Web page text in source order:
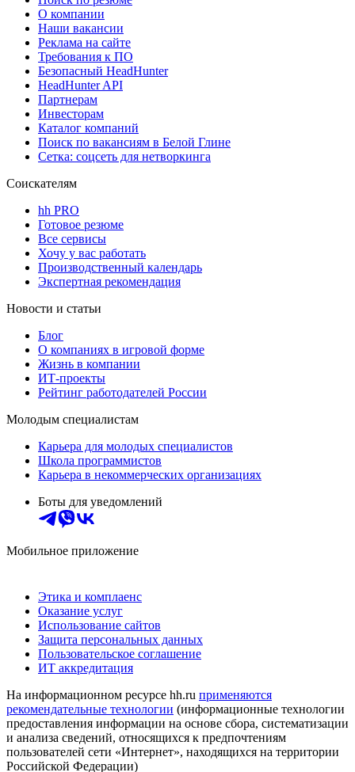
О компании
Наши вакансии
Реклама на сайте
Требования к ПО
Безопасный HeadHunter
HeadHunter API
Партнерам
Инвесторам
Каталог компаний
Поиск по вакансиям в Белой Глине
Сетка: соцсеть для нетворкинга
Соискателям
hh PRO
Готовое резюме
Все сервисы
Хочу у вас работать
Производственный календарь
Экспертная рекомендация
Новости и статьи
Блог
О компаниях в игровой форме
Жизнь в компании
ИТ-проекты
Рейтинг работодателей России
Молодым специалистам
Карьера для молодых специалистов
Школа программистов
Карьера в некоммерческих организациях
Боты для уведомлений
Мобильное приложение
Этика и комплаенс
Оказание услуг
Использование сайтов
Защита персональных данных
Пользовательское соглашение
ИТ аккредитация
На информационном ресурсе hh.ru применяются
рекомендательные технологии (информационные технологии
предоставления информации на основе сбора, систематизации
и анализа сведений, относящихся к предпочтениям
пользователей сети «Интернет», находящихся на территории
Российской Федерации)